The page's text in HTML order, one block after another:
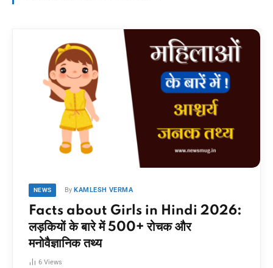
NEWS By KAMLESH VERMA
Facts about Girls in Hindi 2026:
लड़कियों के बारे में 500+ रोचक और
मनोवैज्ञानिक तथ्य
6 Views